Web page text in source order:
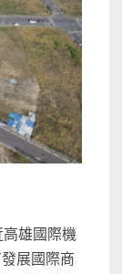
雄國際機
展國際商